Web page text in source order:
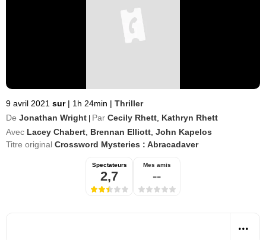
9 avril 2021 sur | 1h 24min | Thriller
De Jonathan Wright Par Cecily Rhett Kathryn Rhett
Avec Lacey Chabert Brennan Elliott John Kapelos
Titre original Crossword Mysteries : Abracadaver
Spectateurs
2,7
Mes amis
--